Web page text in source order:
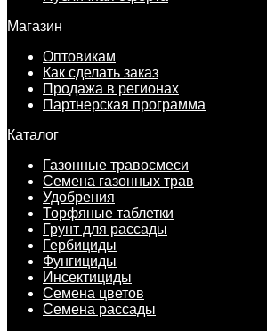
Магазин
Оптовикам
Как сделать заказ
Продажа в регионах
Партнерская программа
Каталог
Газонные травосмеси
Семена газонных трав
Удобрения
Торфяные таблетки
Грунт для рассады
Гербициды
Фунгициды
Инсектициды
Семена цветов
Семена рассады